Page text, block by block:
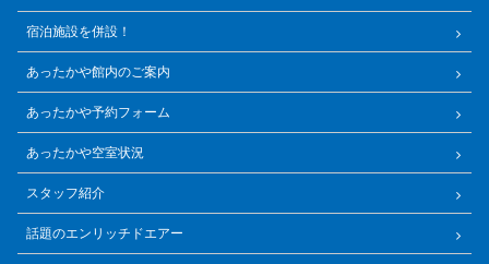
宿泊施設を併設！
あったかや館内のご案内
あったかや予約フォーム
あったかや空室状況
スタッフ紹介
話題のエンリッチドエアー